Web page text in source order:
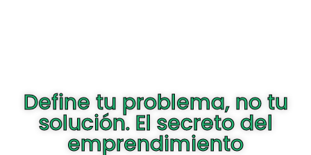
Define tu problema, no tu
solución. El secreto del
emprendimiento